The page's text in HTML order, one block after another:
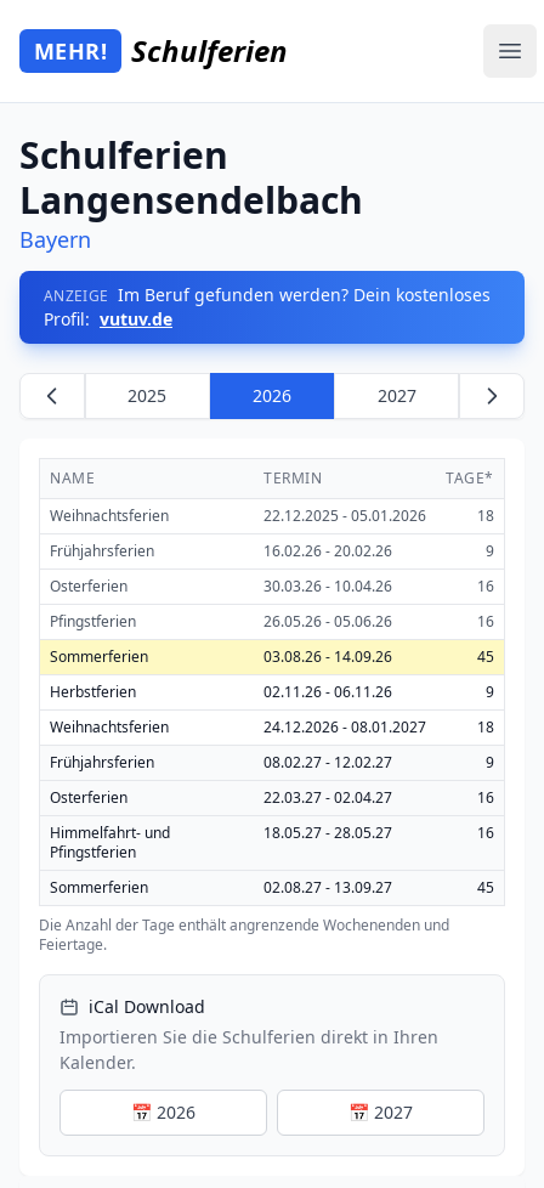
Zum Hauptinhalt springen
Mehr Schulferien
MEHR! Schulferien
Schulferien
Langensendelbach
Bayern
ANZEIGE Im Beruf gefunden werden? Dein kostenloses
Profil: vutuv.de
2025 2026 2027
NAME TERMIN
TAGE*
Weihnachtsferien
22.12.2025 - 05.01.2026
18
Frühjahrsferien
16.02.26 - 20.02.26
9
Osterferien
30.03.26 - 10.04.26
16
Pfingstferien
26.05.26 - 05.06.26
16
Sommerferien
03.08.26 - 14.09.26
45
Herbstferien
02.11.26 - 06.11.26
9
Weihnachtsferien
24.12.2026 - 08.01.2027
18
Frühjahrsferien
08.02.27 - 12.02.27
9
Osterferien
22.03.27 - 02.04.27
16
Himmelfahrt- und
Pfingstferien
18.05.27 - 28.05.27 16
Sommerferien 02.08.27 - 13.09.27
45
Die Anzahl der Tage enthält angrenzende Wochenenden und
Feiertage.
iCal Download
Importieren Sie die Schulferien direkt in Ihren
Kalender.
📅 2026 📅 2027